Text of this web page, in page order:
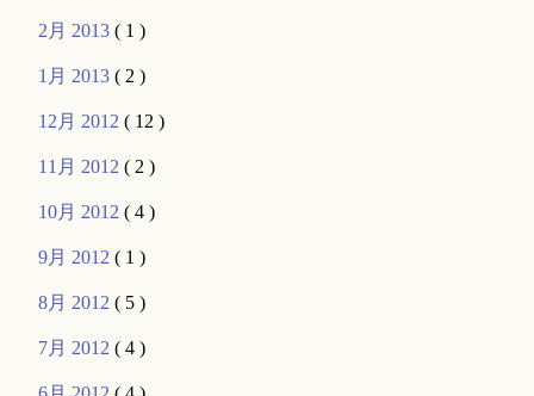
2月 2013( 1 )
1月 2013( 2 )
12月 2012( 12 )
11月 2012( 2 )
10月 2012( 4 )
9月 2012( 1 )
8月 2012( 5 )
7月 2012( 4 )